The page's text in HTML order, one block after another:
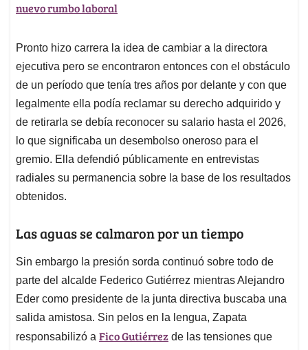
nuevo rumbo laboral
Pronto hizo carrera la idea de cambiar a la directora
ejecutiva pero se encontraron entonces con el obstáculo
de un período que tenía tres años por delante y con que
legalmente ella podía reclamar su derecho adquirido y
de retirarla se debía reconocer su salario hasta el 2026,
lo que significaba un desembolso oneroso para el
gremio. Ella defendió públicamente en entrevistas
radiales su permanencia sobre la base de los resultados
obtenidos.
Las aguas se calmaron por un tiempo
Sin embargo la presión sorda continuó sobre todo de
parte del alcalde Federico Gutiérrez mientras Alejandro
Eder como presidente de la junta directiva buscaba una
salida amistosa. Sin pelos en la lengua, Zapata
responsabilizó a Fico Gutiérrez de las tensiones que